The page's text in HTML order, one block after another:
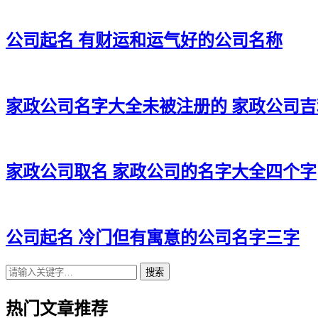
公司起名 有财运和运气好的公司名称
家政公司名字大全未被注册的 家政公司
家政公司取名 家政公司的名字大全四个字
公司起名 冷门但有寓意的公司名字三字
搜索
热门文章推荐